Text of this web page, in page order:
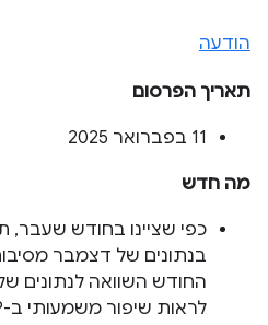
הודעה
תאריך הפרסום
‫11 בפברואר 2025
מה חדש
כפי שציינו בחודש שעבר,
בנתונים של דצמבר מסיבות
החודש השוואה לנתונים